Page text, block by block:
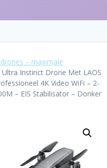
– maximale
Ultra Instinct Drone Met LAOS
4K Video WiFi – 2-
– EIS Stabilisator – Donker